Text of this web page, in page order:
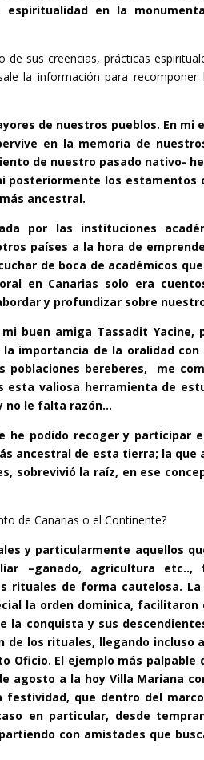
en la
sus creencias, prácticas
la información para recomponer
de nuestros pueblos. En mi
en la memoria de
de nuestro pasado nativo-
posteriormente los estamentos
ancestral.
por las instituciones
países a la hora de
de boca de académicos
en Canarias solo era
y profundizar sobre
buen amiga Tassadit Yacine,
importancia de la oralidad con
poblaciones bereberes, me
valiosa herramienta de
no le falta razón…
podido recoger y participar
ancestral de esta tierra; la que
sobrevivió la raíz, en ese
de Canarias o el Continente?
y particularmente aquellos
–ganado, agricultura etc..,
rituales de forma cautelosa.
la orden dominica, facilitaron
la conquista y sus
de los rituales, llegando incluso
Oficio. El ejemplo más palpable
agosto a la hoy Villa Mariana
que dentro del
en particular, desde
con amistades que